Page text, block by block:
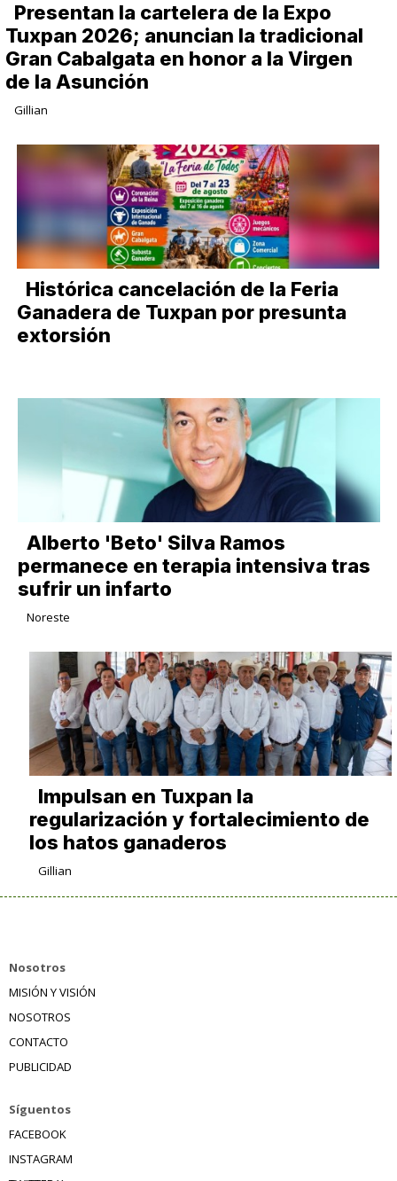
Presentan la cartelera de la Expo
Tuxpan 2026; anuncian la tradicional
Gran Cabalgata en honor a la Virgen
de la Asunción
Gillian
Histórica cancelación de la Feria
Ganadera de Tuxpan por presunta
extorsión
Alberto 'Beto' Silva Ramos
permanece en terapia intensiva tras
sufrir un infarto
Noreste
Impulsan en Tuxpan la
regularización y fortalecimiento de
los hatos ganaderos
Gillian
Nosotros
MISIÓN Y VISIÓN
NOSOTROS
CONTACTO
PUBLICIDAD
Síguentos
FACEBOOK
INSTAGRAM